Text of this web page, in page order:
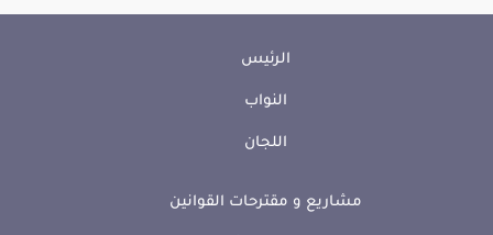
الرئيس
النواب
اللجان
مشاريع و مقترحات القوانين